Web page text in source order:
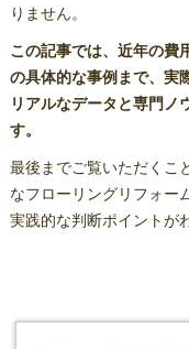
りません。
この記事では、近年の費
の具体的な事例まで、実
リアルなデータと専門ノ
す。
最後までご覧いただくこ
なフローリングリフォー
実践的な判断ポイントが